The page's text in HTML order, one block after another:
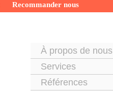
Recommander nous
À propos de nous
Services
Références